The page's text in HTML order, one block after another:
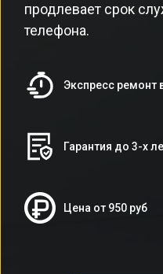
продлевает срок
телефона.
Экспресс ремонт
Гарантия до 3-х
Цена от 950 руб